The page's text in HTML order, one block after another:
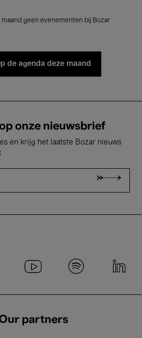
geen evenementen bij Bozar
de agenda deze maand
onze nieuwsbrief
en krijg het laatste Bozar nieuws
partners